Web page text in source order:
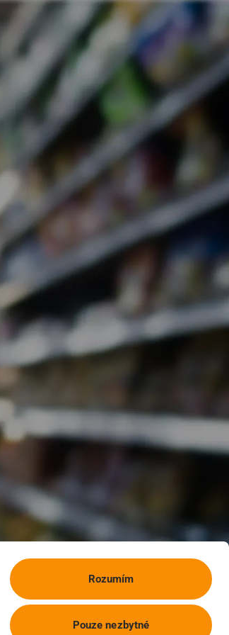
Rozumím
Pouze nezbytné